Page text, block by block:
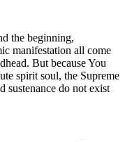
the beginning,
manifestation all come
But because You
spirit soul, the Supreme
sustenance do not exist